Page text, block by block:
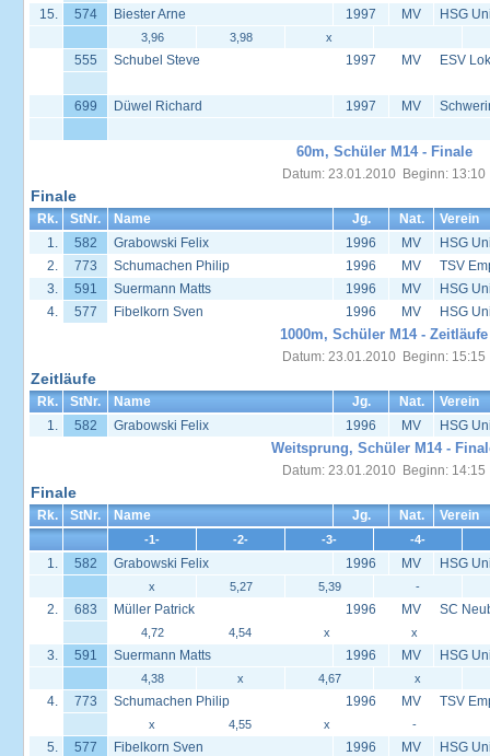
15. 574 Biester Arne 1997 MV HSG
3,96 3,98 x
555 Schubel Steve 1997 MV ESV
699 Düwel Richard 1997 MV
60m, Schüler M14 - Finale
Datum: 23.01.2010 Beginn: 13:10
Finale
Rk. StNr. Name Jg. Nat.
Verein
1.
582 Grabowski Felix 1996 MV
HSG
2.
773 Schumachen Philip 1996 MV
TSV
3.
591 Suermann Matts 1996 MV
HSG
4.
577 Fibelkorn Sven 1996 MV HSG
1000m, Schüler M14 - Zeitläufe
Datum: 23.01.2010 Beginn: 15:15
Zeitläufe
Rk. StNr. Name Jg. Nat.
Verein
1.
582 Grabowski Felix 1996 MV HSG
Weitsprung, Schüler M14 -
Datum: 23.01.2010 Beginn: 14:15
Finale
Rk. StNr. Name Jg. Nat. Verein
-1- -2- -3- -4-
1. 582 Grabowski Felix 1996 MV HSG
x 5,27 5,39 -
2. 683 Müller Patrick 1996 MV SC
4,72 4,54 x x
3. 591 Suermann Matts 1996 MV HSG
4,38 x 4,67 x
4. 773 Schumachen Philip 1996 MV TSV
x 4,55 x -
5. 577 Fibelkorn Sven 1996 MV HSG